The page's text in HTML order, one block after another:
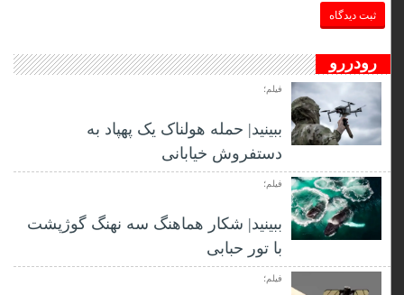
رودررو
فیلم؛
ببینید| حمله هولناک یک پهپاد به
دستفروش خیابانی
فیلم؛
ببینید| شکار هماهنگ سه نهنگ گوژپشت
با تور حبابی
فیلم؛